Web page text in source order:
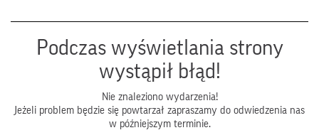
Podczas wyświetlania strony
wystąpił błąd!
Nie znaleziono wydarzenia!
Jeżeli problem będzie się powtarzał zapraszamy do odwiedzenia nas
w późniejszym terminie.